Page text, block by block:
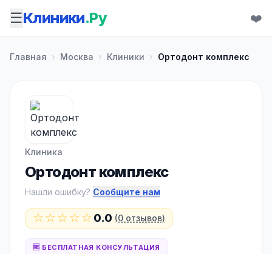
☰Клиники.Ру ❤️
Главная › Москва › Клиники › Ортодонт комплекс
Клиника
Ортодонт комплекс
Нашли ошибку? Сообщите нам
☆☆☆☆☆0.0 (0 отзывов)
🆓 БЕСПЛАТНАЯ КОНСУЛЬТАЦИЯ